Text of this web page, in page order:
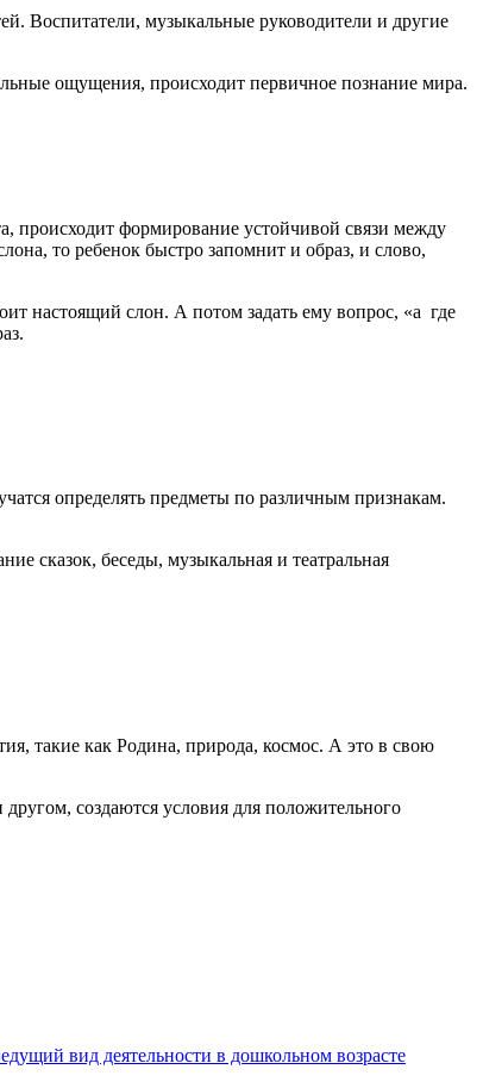
Воспитатели, музыкальные руководители и другие
ощущения, происходит первичное познание мира.
происходит формирование устойчивой связи между
то ребенок быстро запомнит и образ, и слово,
настоящий слон. А потом задать ему вопрос, «а где
определять предметы по различным признакам.
сказок, беседы, музыкальная и театральная
такие как Родина, природа, космос. А это в свою
создаются условия для положительного
вид деятельности в дошкольном возрасте